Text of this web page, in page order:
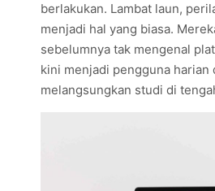
berlakukan. Lambat laun,
menjadi hal yang biasa.
sebelumnya tak mengenal
kini menjadi pengguna harian
melangsungkan studi di